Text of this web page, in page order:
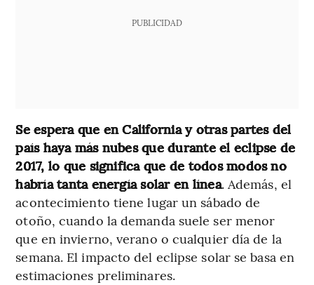
PUBLICIDAD
Se espera que en California y otras partes del
país haya más nubes que durante el eclipse de
2017, lo que significa que de todos modos no
habría tanta energía solar en línea. Además, el
acontecimiento tiene lugar un sábado de
otoño, cuando la demanda suele ser menor
que en invierno, verano o cualquier día de la
semana. El impacto del eclipse solar se basa en
estimaciones preliminares.